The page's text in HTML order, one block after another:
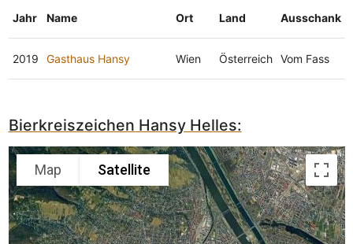
Jahr Name Ort Land Ausschank
2019 Gasthaus Hansy Wien Österreich Vom Fass
Bierkreiszeichen Hansy Helles:
Map Satellite